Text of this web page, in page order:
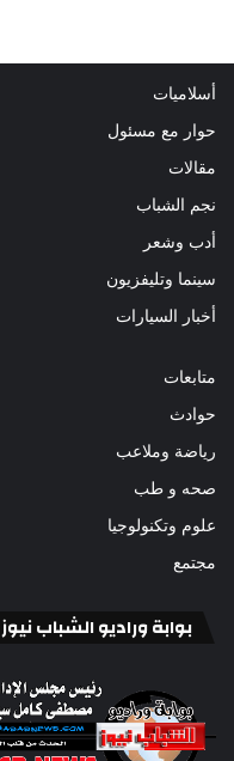
أسلاميات
حوار مع مسئول
مقالات
نجم الشباب
أدب وشعر
سينما وتليفزيون
أخبار السيارات
متابعات
حوادث
رياضة وملاعب
صحه و طب
علوم وتكنولوجيا
مجتمع
بوابة وراديو الشباب نيوز